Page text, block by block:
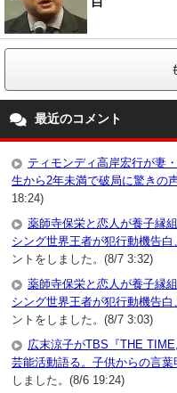
最近のコメント
ティモンディ高岸宏行が妻
生から2年未満で破局に驚きの
18:24)
薬師寺保栄と恋人が養子縁
シング世界王者が犯行動機告
ントをしました。(8/7 3:32)
薬師寺保栄と恋人が養子縁
シング世界王者が犯行動機告
ントをしました。(8/7 3:03)
広末涼子がTBS『THE
芸能活動語る。子供からの言
しました。(8/6 19:24)